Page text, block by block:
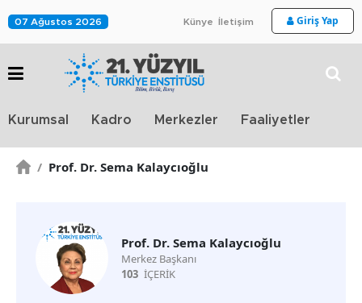
07 Ağustos 2026 Künye İletişim Giriş Yap
Kurumsal Kadro Merkezler Faaliyetler
/ Prof. Dr. Sema Kalaycıoğlu
Prof. Dr. Sema Kalaycıoğlu
Merkez Başkanı
103 İÇERİK